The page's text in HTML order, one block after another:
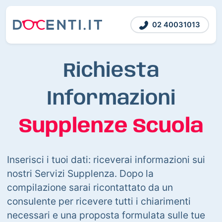
02 40031013
Richiesta
Informazioni
Supplenze Scuola
Inserisci i tuoi dati: riceverai informazioni sui
nostri Servizi Supplenza. Dopo la
compilazione sarai ricontattato da un
consulente per ricevere tutti i chiarimenti
necessari e una proposta formulata sulle tue